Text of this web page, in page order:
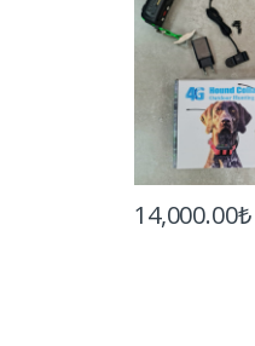
14,000.00₺